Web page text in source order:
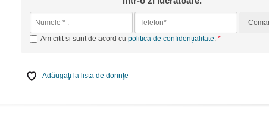
Am citit si sunt de acord cupolitica de confidențialitate.
Adăugaţi la lista de dorinţe